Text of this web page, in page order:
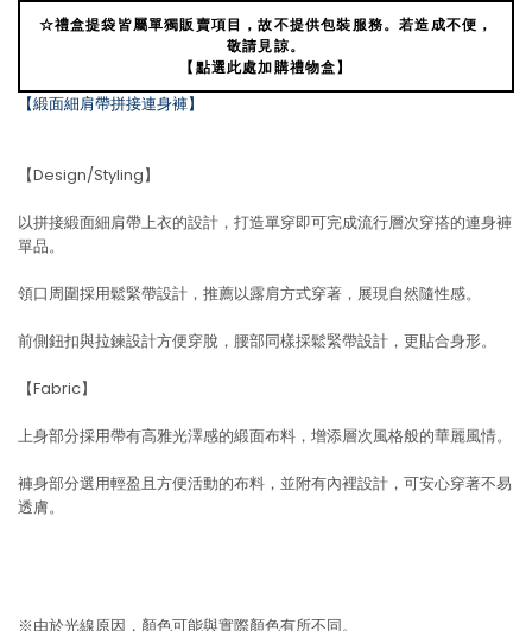
☆禮盒提袋皆屬單獨販賣項目，故不提供包裝服務。若造成不便，
敬請見諒。
【點選此處加購禮物盒】
【緞面細肩帶拼接連身褲】
【Design/Styling】
以拼接緞面細肩帶上衣的設計，打造單穿即可完成流行層次穿搭的連身褲
單品。
領口周圍採用鬆緊帶設計，推薦以露肩方式穿著，展現自然隨性感。
前側鈕扣與拉鍊設計方便穿脫，腰部同樣採鬆緊帶設計，更貼合身形。
【Fabric】
上身部分採用帶有高雅光澤感的緞面布料，增添層次風格般的華麗風情。
褲身部分選用輕盈且方便活動的布料，並附有內裡設計，可安心穿著不易
透膚。
※由於光線原因，顏色可能與實際顏色有所不同。